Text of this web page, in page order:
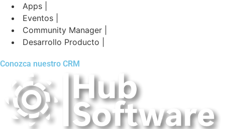
Apps |
Eventos |
Community Manager |
Desarrollo Producto |
Conozca nuestro CRM